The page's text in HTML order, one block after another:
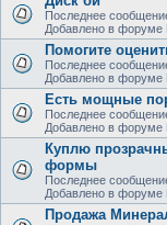
Последнее
Добавлено в форуме
Помогите
Последнее
Добавлено в форуме
Есть мощные
Последнее
Добавлено в форуме
Куплю
формы
Последнее
Добавлено в форуме
Продажа